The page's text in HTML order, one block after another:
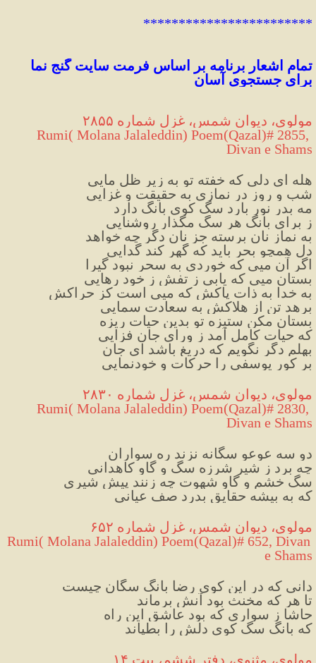
************************
برای جستجوی آسان
مولوی، دیوان شمس، غزل شماره ۲۸۵۵
Rumi( Molana Jalaleddin) Poem(Qazal)# 2855,
Divan e Shams
هله ای دلی که خفته تو به زیرِ ظل مایی
شب و روز در نمازی به حقیقت و غزایی
مه بدر نور بارد سگ کوی بانگ دارد
ز برای بانگ هر سگ مگذار روشنایی
به نمازِ نان برسته جزِ نان دگر چه خواهد
دل همچو بحر باید که گهر کند گدایی
اگر آن میی که خوردی به سحر نبود گیرا
بستان میی که یابی ز تفش ز خود رهایی
به خدا به ذات پاکش که میی است کز حراکش
برهد تن از هلاکش به سعادت سمایی
بستان مکن ستیزه تو بدین حیات ریزه
که حیات کامل آمد ز ورای جان فزایی
بهلم دگر نگویم که دریغ باشد ای جان
بر کور یوسفی را حرکات و خودنمایی
مولوی، دیوان شمس، غزل شماره ۲۸۳۰
Rumi( Molana Jalaleddin) Poem(Qazal)# 2830,
Divan e Shams
دو سه عوعو سگانه نزند ره سواران
چه برد ز شیرِ شرزه سگ و گاوِ کاهدانی
سگ خشم و گاو شهوت چه زنند پیش شیری
که به بیشه حقایق بدرد صف عیانی
مولوی، دیوان شمس، غزل شماره ۶۵۲
Rumi( Molana Jalaleddin) Poem(Qazal)# 652, Divan
e Shams
دانی که در این کوی رضا بانگ سگان چیست
تا هر که مخنث بود آنش برماند
حاشا ز سواری که بود عاشق این راه
که بانگ سگ کوی دلش را بطپاند
مولوی، مثنوی، دفتر ششم، بیت ۱۴